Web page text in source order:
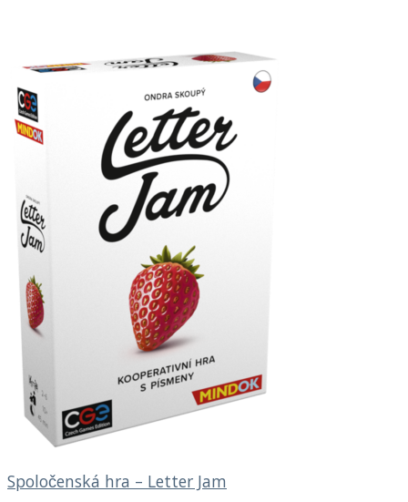
Spoločenská hra – Letter Jam